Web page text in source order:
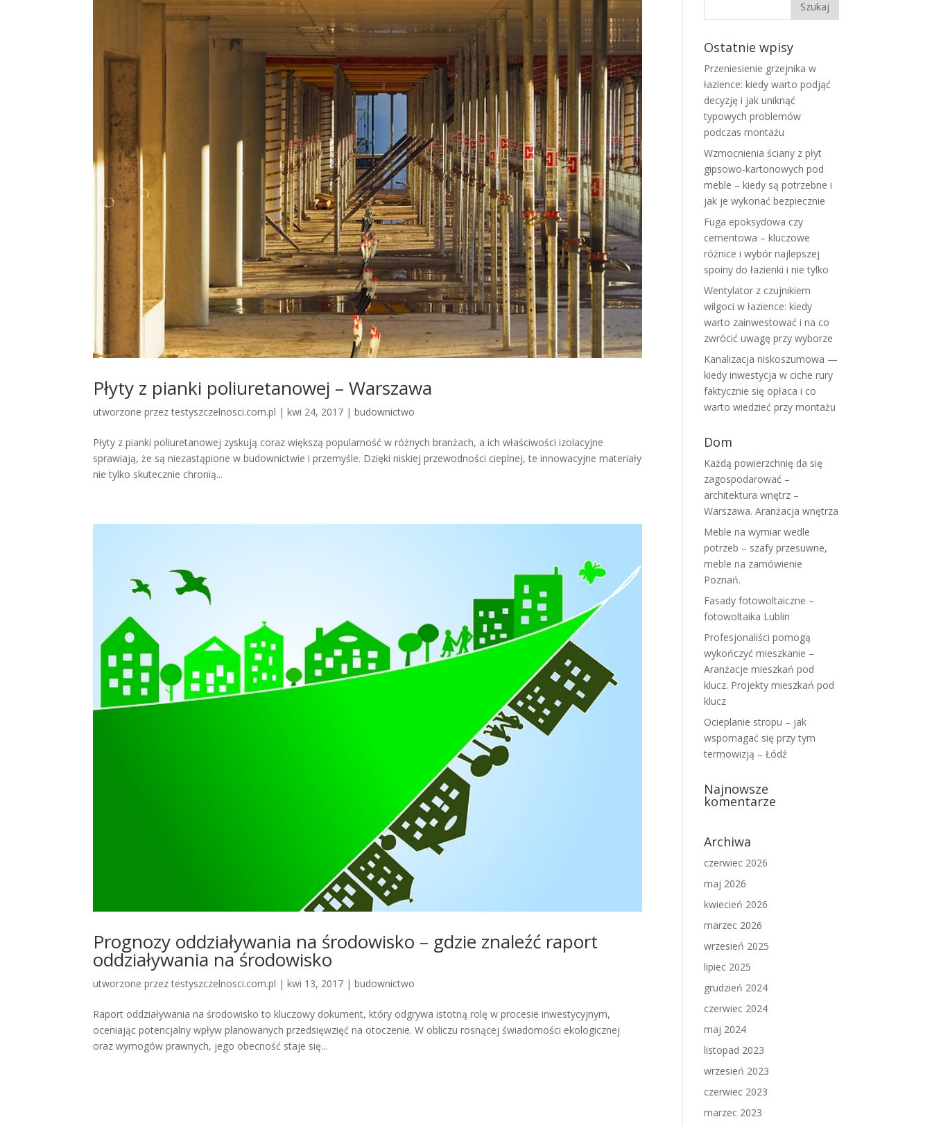
Płyty z pianki poliuretanowej – Warszawa
utworzone przeztestyszczelnosci.com.pl |kwi 24, 2017 |budownictwo
Płyty z pianki poliuretanowej zyskują coraz większą popularność w różnych branżach, a ich właściwości izolacyjne
sprawiają, że są niezastąpione w budownictwie i przemyśle. Dzięki niskiej przewodności cieplnej, te innowacyjne materiały
nie tylko skutecznie chronią...
Prognozy oddziaływania na środowisko – gdzie znaleźć raport
oddziaływania na środowisko
utworzone przeztestyszczelnosci.com.pl |kwi 13, 2017 |budownictwo
Raport oddziaływania na środowisko to kluczowy dokument, który odgrywa istotną rolę w procesie inwestycyjnym,
oceniając potencjalny wpływ planowanych przedsięwzięć na otoczenie. W obliczu rosnącej świadomości ekologicznej
oraz wymogów prawnych, jego obecność staje się...
Ostatnie wpisy
Przeniesienie grzejnika w
łazience: kiedy warto podjąć
decyzję i jak uniknąć
typowych problemów
podczas montażu
Wzmocnienia ściany z płyt
gipsowo-kartonowych pod
meble – kiedy są potrzebne i
jak je wykonać bezpiecznie
Fuga epoksydowa czy
cementowa – kluczowe
różnice i wybór najlepszej
spoiny do łazienki i nie tylko
Wentylator z czujnikiem
wilgoci w łazience: kiedy
warto zainwestować i na co
zwrócić uwagę przy wyborze
Kanalizacja niskoszumowa —
kiedy inwestycja w ciche rury
faktycznie się opłaca i co
warto wiedzieć przy montażu
Dom
Każdą powierzchnię da się
zagospodarować –
architektura wnętrz –
Warszawa. Aranżacja wnętrza
Meble na wymiar wedle
potrzeb – szafy przesuwne,
meble na zamówienie
Poznań.
Fasady fotowoltaiczne –
fotowoltaika Lublin
Profesjonaliści pomogą
wykończyć mieszkanie –
Aranżacje mieszkań pod
klucz. Projekty mieszkań pod
klucz
Ocieplanie stropu – jak
wspomagać się przy tym
termowizją – Łódź
Najnowsze
komentarze
Archiwa
czerwiec 2026
maj 2026
kwiecień 2026
marzec 2026
wrzesień 2025
lipiec 2025
grudzień 2024
czerwiec 2024
maj 2024
listopad 2023
wrzesień 2023
czerwiec 2023
marzec 2023